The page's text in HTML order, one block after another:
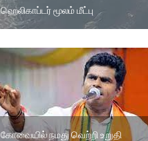
ஹெலிகாப்டர் மூலம் மீட்பு
கோவையில் நமது வெற்றி உறுதி